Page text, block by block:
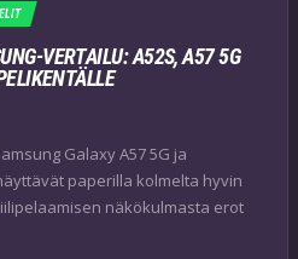
VERTAILU: A52S, A57 5G
Galaxy A57 5G ja
paperilla kolmelta hyvin
näkökulmasta erot